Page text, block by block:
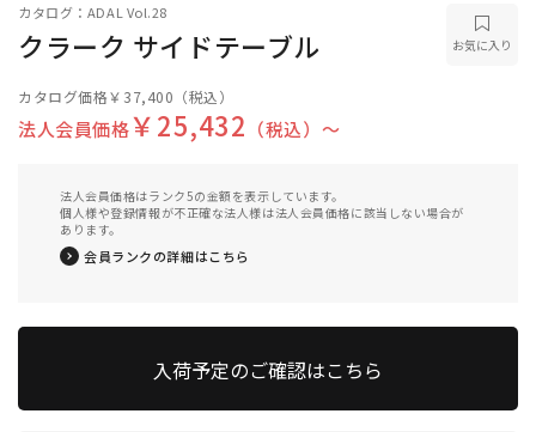
カタログ：ADAL Vol.28
クラーク サイドテーブル お気に入り
カタログ価格￥37,400 （税込）
法人会員価格￥25,432 （税込）〜
法人会員価格はランク5の金額を表示しています。
個人様や登録情報が不正確な法人様は法人会員価格に該当しない場合が
あります。
会員ランクの詳細はこちら
入荷予定のご確認はこちら